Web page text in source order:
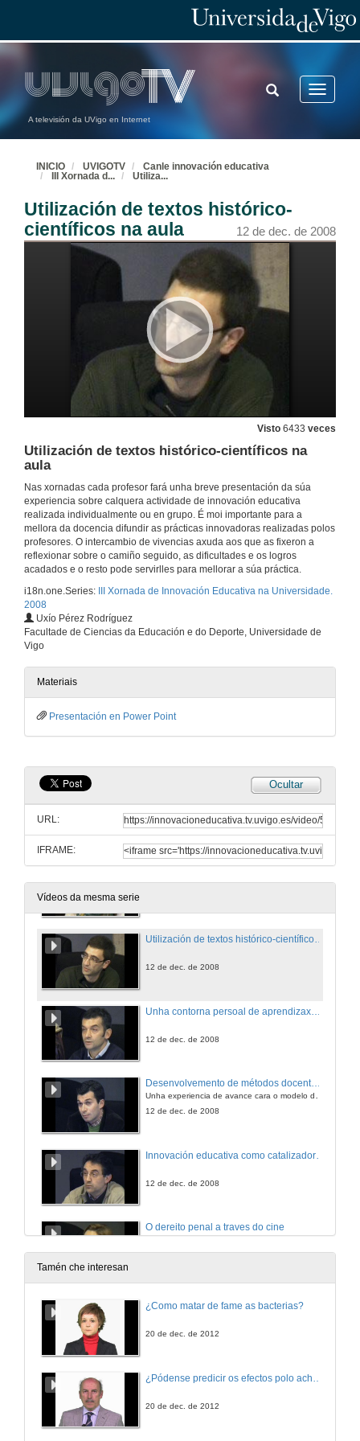
A televisión da UVigo en Internet
Toggle
TOGGLE
SEARCH
INICIO UVIGOTV
Canle innovación educativa
III Xornada d... Utiliza...
Utilización de textos histórico-
científicos na aula
12 de dec. de 2008
Visto 6433 veces
Utilización de textos histórico-científicos na
aula
Nas xornadas cada profesor fará unha breve presentación da súa
experiencia sobre calquera actividade de innovación educativa
realizada individualmente ou en grupo. É moi importante para a
mellora da docencia difundir as prácticas innovadoras realizadas polos
profesores. O intercambio de vivencias axuda aos que as fixeron a
reflexionar sobre o camiño seguido, as dificultades e os logros
acadados e o resto pode servirlles para mellorar a súa práctica.
i18n.one.Series:
III Xornada de Innovación Educativa na Universidade.
2008
Uxío Pérez Rodríguez
Facultade de Ciencias da Educación e do Deporte, Universidade de
Vigo
Materiais
Presentación en Power Point
Ocultar
URL:
IFRAME:
Vídeos da mesma serie
12 de dec. de 2008
12 de dec. de 2008
12 de dec. de 2008
Experiencia de innovación educativa no espazo de Formación Aberta de Maiores na Universidade de Vigo
12 de dec. de 2008
Unha alternativa de ensinanza-aprendizaxe en Econometría
12 de dec. de 2008
Xornadas de introdución ás técnicas de traballo universitario:
Utilización de textos histórico-científicos na aula
12 de dec. de 2008
12 de dec. de 2008
Desenvolvemento de métodos docentes e cooperativos para a formación en competencias na Economía aplicada:
12 de dec. de 2008
12 de dec. de 2008
O dereito penal a traves do cine
A proxección cinematográfica como soporte pedagóxico no ensino do dereito penal
12 de dec. de 2008
Tamén che interesan
¿Como matar de fame as bacterias?
20 de dec. de 2012
20 de dec. de 2012